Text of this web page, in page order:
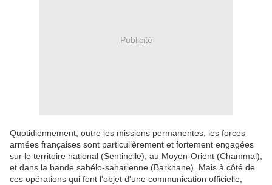
Publicité
Quotidiennement, outre les missions permanentes, les forces
armées françaises sont particulièrement et fortement engagées
sur le territoire national (Sentinelle), au Moyen-Orient (Chammal),
et dans la bande sahélo-saharienne (Barkhane). Mais à côté de
ces opérations qui font l'objet d'une communication officielle,